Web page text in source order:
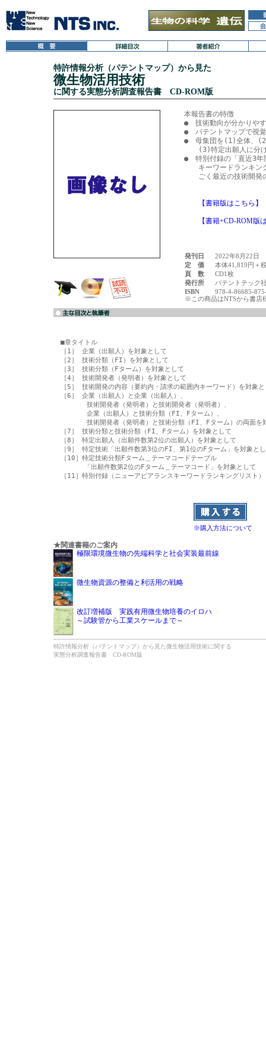
特許情報分析（パテントマップ）から見た
微生物活用技術
に関する実態分析調査報告書 CD-ROM版
本報告書の特徴
●　技術動向が分かりや
●　パテントマップで視
●　母集団を(1)全体、
(3)特定出願人に分け
●　特別付録の「直近3
キーワードランキン
ごく最近の技術開発
【書籍版はこちら】
【書籍+CD-ROM版
発刊日
2022年8月22日
定 価
本体41,819円＋
頁 数
CD1枚
発行所
パテントテック
ISBN
978-4-86685-
※この商品はNTSから書店
■章タイトル
［1］ 企業（出願人）を対象として
［2］ 技術分類（FI）を対象として
［3］ 技術分類（Fターム）を対象として
［4］ 技術開発者（発明者）を対象として
［5］ 技術開発の内容（要約内・請求の範囲内キーワード）を対象
［6］ 企業（出願人）と企業（出願人）、
技術開発者（発明者）と技術開発者（発明者）、
企業（出願人）と技術分類（FI、Fターム）、
技術開発者（発明者）と技術分類（FI、Fターム）の両面を
［7］ 技術分類と技術分類（FI、Fターム）を対象として
［8］ 特定出願人（出願件数第2位の出願人）を対象として
［9］ 特定技術「出願件数第3位のFI、第1位のFターム」を対象と
［10］特定技術分類Fターム＿テーマコードテーブル
「出願件数第2位のFターム＿テーマコード」を対象として
［11］特別付録（ニューアピアランスキーワードランキングリスト
※購入方法について
★関連書籍のご案内
極限環境微生物の先端科学と社会実装最前線
微生物資源の整備と利活用の戦略
改訂増補版 実践有用微生物培養のイロハ
～試験管から工業スケールまで～
特許情報分析（パテントマップ）から見た微生物活用技術に関する
実態分析調査報告書 CD-ROM版